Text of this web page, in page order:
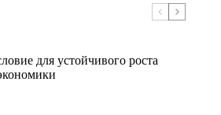
для устойчивого роста